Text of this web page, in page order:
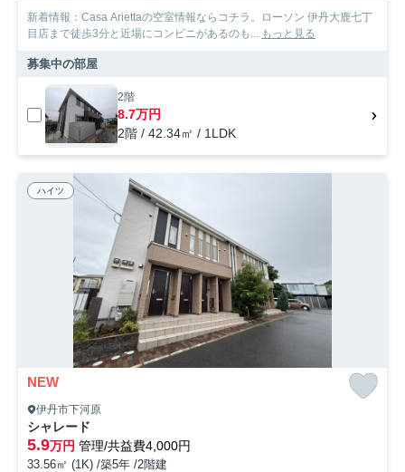
新着情報：Casa Ariettaの空室情報ならコチラ。ローソン 伊丹大鹿七丁
目店まで徒歩3分と近場にコンビニがあるのも...
もっと見る
募集中の部屋
2階
8.7万円
2階 / 42.34㎡ / 1LDK
ハイツ
NEW
伊丹市下河原
シャレード
5.9万円 管理/共益費4,000円
33.56㎡ (1K) /築5年 /2階建